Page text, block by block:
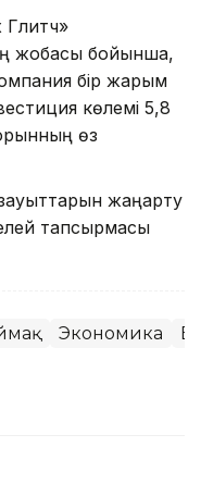
жобасы бойынша,
бір жарым
көлемі 5,8
өз
жаңарту
тапсырмасы
Экономика